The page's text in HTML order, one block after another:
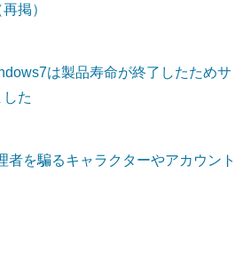
掲）
は製品寿命が終了したためサ
た
者を騙るキャラクターやアカウント